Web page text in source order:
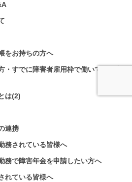
をお持ちの方へ
・すでに障害者雇用枠で働いている方
は(2)
連携
務されている皆様へ
務で障害年金を申請したい方へ
れている皆様へ